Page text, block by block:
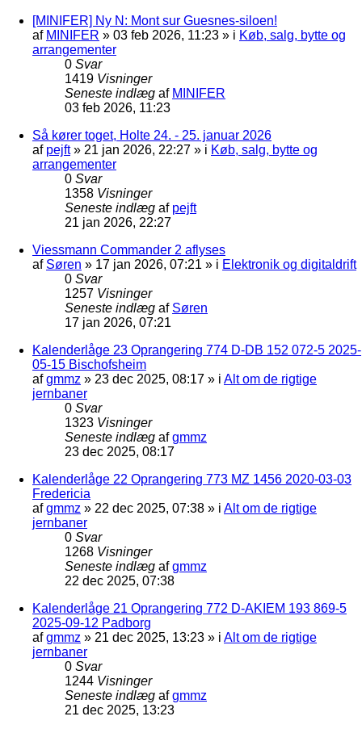
[MINIFER] Ny N: Mont sur Guesnes-siloen!
af MINIFER » 03 feb 2026, 11:23 » i Køb, salg, bytte og
arrangementer
0 Svar
1419 Visninger
Seneste indlæg af MINIFER
03 feb 2026, 11:23
Så kører toget, Holte 24. - 25. januar 2026
af pejft» 21 jan 2026, 22:27 » i Køb, salg, bytte og
arrangementer
0 Svar
1358 Visninger
Seneste indlæg af pejft
21 jan 2026, 22:27
Viessmann Commander 2 aflyses
af Søren » 17 jan 2026, 07:21 » i Elektronik og digitaldrift
0 Svar
1257 Visninger
Seneste indlæg af Søren
17 jan 2026, 07:21
Kalenderlåge 23 Oprangering 774 D-DB 152 072-5 2025-
05-15 Bischofsheim
afgmmz » 23 dec 2025, 08:17 » i Alt om de rigtige
jernbaner
0 Svar
1323 Visninger
Seneste indlæg afgmmz
23 dec 2025, 08:17
Kalenderlåge 22 Oprangering 773 MZ 1456 2020-03-03
Fredericia
afgmmz » 22 dec 2025, 07:38 » i Alt om de rigtige
jernbaner
0 Svar
1268 Visninger
Seneste indlæg afgmmz
22 dec 2025, 07:38
Kalenderlåge 21 Oprangering 772 D-AKIEM 193 869-5
2025-09-12 Padborg
afgmmz » 21 dec 2025, 13:23 » i Alt om de rigtige
jernbaner
0 Svar
1244 Visninger
Seneste indlæg afgmmz
21 dec 2025, 13:23